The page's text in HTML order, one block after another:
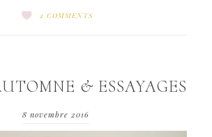
2 COMMENTS
& ESSAYAGES
8 novembre 2016